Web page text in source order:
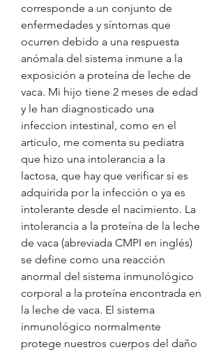
corresponde a un conjunto de
enfermedades y síntomas que
ocurren debido a una respuesta
anómala del sistema inmune a la
exposición a proteína de leche de
vaca. Mi hijo tiene 2 meses de edad
y le han diagnosticado una
infeccion intestinal, como en el
articulo, me comenta su pediatra
que hizo una intolerancia a la
lactosa, que hay que verificar si es
adquirida por la infección o ya es
intolerante desde el nacimiento. La
intolerancia a la proteína de la leche
de vaca (abreviada CMPI en inglés)
se define como una reacción
anormal del sistema inmunológico
corporal a la proteína encontrada en
la leche de vaca. El sistema
inmunológico normalmente
protege nuestros cuerpos del daño